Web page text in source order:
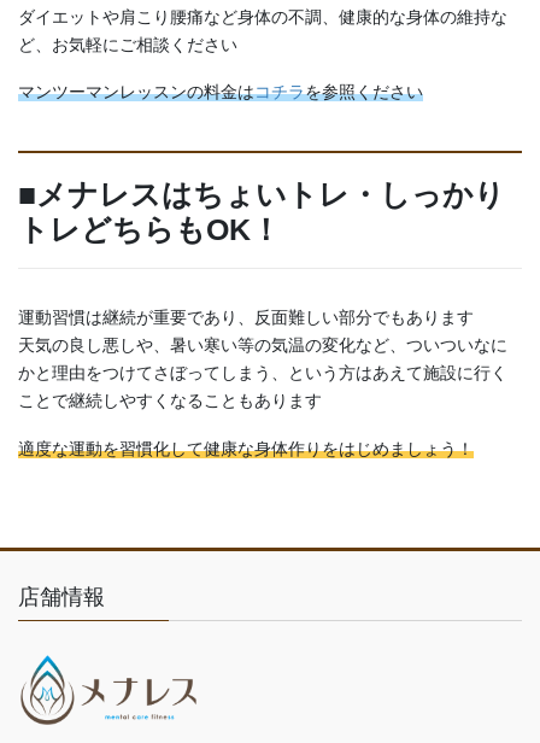
ダイエットや肩こり腰痛など身体の不調、健康的な身体の維持な
ど、お気軽にご相談ください
マンツーマンレッスンの料金はコチラを参照ください
■メナレスはちょいトレ・しっかり
トレどちらもOK！
運動習慣は継続が重要であり、反面難しい部分でもあります
天気の良し悪しや、暑い寒い等の気温の変化など、ついついなに
かと理由をつけてさぼってしまう、という方はあえて施設に行く
ことで継続しやすくなることもあります
適度な運動を習慣化して健康な身体作りをはじめましょう！
店舗情報